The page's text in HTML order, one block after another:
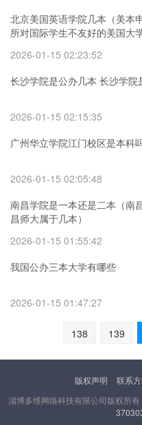
北京美国英语学院几本（美本
所对国际学生不友好的美国大
2026-01-15 02:23:52
长沙学院是公办几本 长沙学院
2026-01-15 02:15:35
广州华立学院江门校区是本科
2026-01-15 02:05:48
南昌学院是一本还是二本（南
昌师大属于几本）
2026-01-15 01:55:42
我国公办三本大学有哪些
2026-01-15 01:47:27
138 139
版权声明 联系
淄博多维网络科技有限公司版权所有